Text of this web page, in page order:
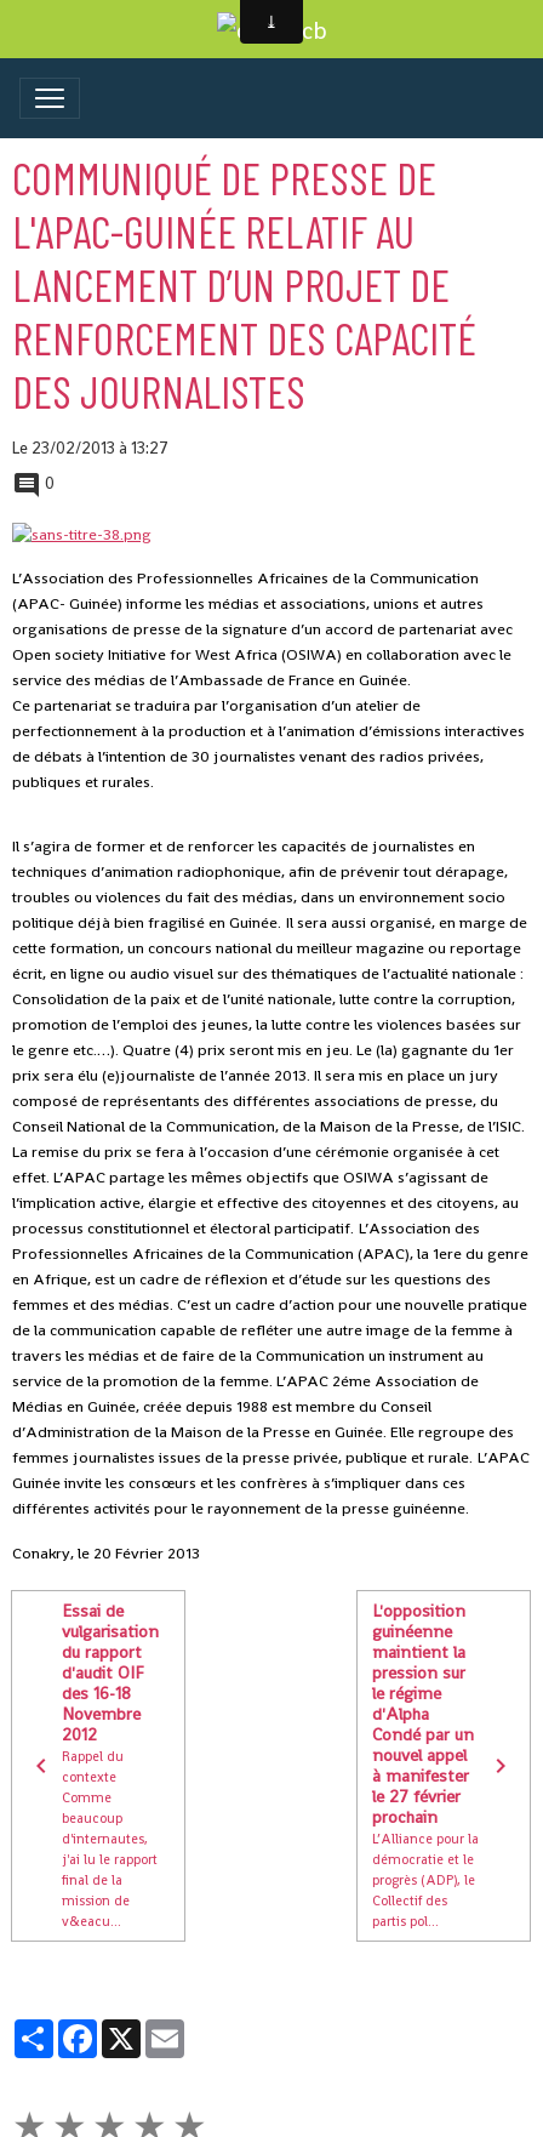
COMMUNIQUÉ DE PRESSE DE
L'APAC-GUINÉE RELATIF AU
LANCEMENT D’UN PROJET DE
RENFORCEMENT DES CAPACITÉ
DES JOURNALISTES
Le 23/02/2013 à 13:27
0
L’Association des Professionnelles Africaines de la Communication
(APAC- Guinée) informe les médias et associations, unions et autres
organisations de presse de la signature d’un accord de partenariat avec
Open society Initiative for West Africa (OSIWA) en collaboration avec le
service des médias de l’Ambassade de France en Guinée.
Ce partenariat se traduira par l’organisation d’un atelier de
perfectionnement à la production et à l’animation d’émissions interactives
de débats à l’intention de 30 journalistes venant des radios privées,
publiques et rurales.
Il s’agira de former et de renforcer les capacités de journalistes en
techniques d’animation radiophonique, afin de prévenir tout dérapage,
troubles ou violences du fait des médias, dans un environnement socio
politique déjà bien fragilisé en Guinée. Il sera aussi organisé, en marge de
cette formation, un concours national du meilleur magazine ou reportage
écrit, en ligne ou audio visuel sur des thématiques de l’actualité nationale :
Consolidation de la paix et de l’unité nationale, lutte contre la corruption,
promotion de l’emploi des jeunes, la lutte contre les violences basées sur
le genre etc.…). Quatre (4) prix seront mis en jeu. Le (la) gagnante du 1er
prix sera élu (e)journaliste de l’année 2013. Il sera mis en place un jury
composé de représentants des différentes associations de presse, du
Conseil National de la Communication, de la Maison de la Presse, de l’ISIC.
La remise du prix se fera à l’occasion d’une cérémonie organisée à cet
effet. L’APAC partage les mêmes objectifs que OSIWA s’agissant de
l’implication active, élargie et effective des citoyennes et des citoyens, au
processus constitutionnel et électoral participatif. L’Association des
Professionnelles Africaines de la Communication (APAC), la 1ere du genre
en Afrique, est un cadre de réflexion et d’étude sur les questions des
femmes et des médias. C’est un cadre d’action pour une nouvelle pratique
de la communication capable de refléter une autre image de la femme à
travers les médias et de faire de la Communication un instrument au
service de la promotion de la femme. L’APAC 2éme Association de
Médias en Guinée, créée depuis 1988 est membre du Conseil
d’Administration de la Maison de la Presse en Guinée. Elle regroupe des
femmes journalistes issues de la presse privée, publique et rurale. L’APAC
Guinée invite les consœurs et les confrères à s’impliquer dans ces
différentes activités pour le rayonnement de la presse guinéenne.
Conakry, le 20 Février 2013
Essai de
vulgarisation
du rapport
d'audit OIF
des 16-18
Novembre
2012
Rappel du
contexte
Comme
beaucoup
d'internautes,
j'ai lu le rapport
final de la
mission de
v&eacu...
L'opposition
guinéenne
maintient la
pression sur
le régime
d'Alpha
Condé par un
nouvel appel
à manifester
le 27 février
prochain
L’Alliance pour la
démocratie et le
progrès (ADP), le
Collectif des
partis pol...
PartagerFacebook
X
★ ★ ★ ★ ★